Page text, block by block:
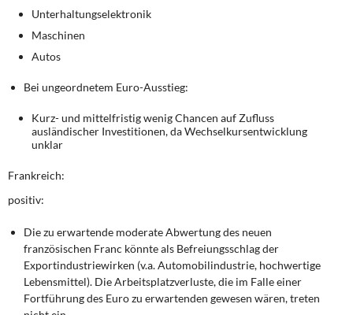
Unterhaltungselektronik
Maschinen
Autos
Bei ungeordnetem Euro-Ausstieg:
Kurz- und mittelfristig wenig Chancen auf Zufluss
ausländischer Investitionen, da Wechselkursentwicklung
unklar
Frankreich:
positiv:
Die zu erwartende moderate Abwertung des neuen
französischen Franc könnte als Befreiungsschlag der
Exportindustriewirken (v.a. Automobilindustrie, hochwertige
Lebensmittel). Die Arbeitsplatzverluste, die im Falle einer
Fortführung des Euro zu erwartenden gewesen wären, treten